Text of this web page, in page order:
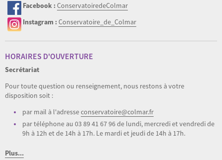
Facebook :ConservatoiredeColmar
Instagram :Conservatoire_de_Colmar
HORAIRES D'OUVERTURE
Secrétariat
Pour toute question ou renseignement, nous restons à votre
disposition soit :
par mail à l'adresseconservatoire@colmar.fr
par téléphone au 03 89 41 67 96 de lundi, mercredi et vendredi de
9h à 12h et de 14h à 17h. Le mardi et jeudi de 14h à 17h.
Plus...